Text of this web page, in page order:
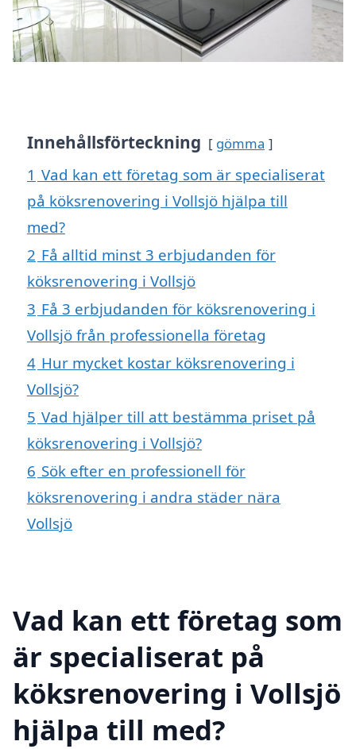
Innehållsförteckning gömma
1 Vad kan ett företag som är specialiserat
på köksrenovering i Vollsjö hjälpa till
med?
2 Få alltid minst 3 erbjudanden för
köksrenovering i Vollsjö
3 Få 3 erbjudanden för köksrenovering i
Vollsjö från professionella företag
4 Hur mycket kostar köksrenovering i
Vollsjö?
5 Vad hjälper till att bestämma priset på
köksrenovering i Vollsjö?
6 Sök efter en professionell för
köksrenovering i andra städer nära
Vollsjö
Vad kan ett företag som
är specialiserat på
köksrenovering i Vollsjö
hjälpa till med?